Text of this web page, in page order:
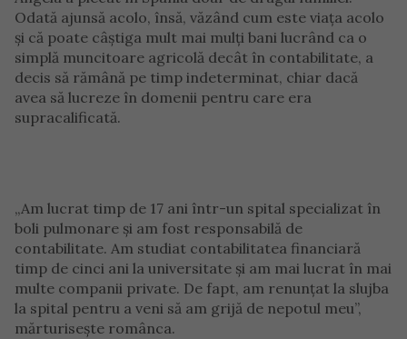
Odată ajunsă acolo, însă, văzând cum este viața acolo
și că poate câștiga mult mai mulți bani lucrând ca o
simplă muncitoare agricolă decât în contabilitate, a
decis să rămână pe timp indeterminat, chiar dacă
avea să lucreze în domenii pentru care era
supracalificată.
„Am lucrat timp de 17 ani într-un spital specializat în
boli pulmonare și am fost responsabilă de
contabilitate. Am studiat contabilitatea financiară
timp de cinci ani la universitate și am mai lucrat în mai
multe companii private. De fapt, am renunțat la slujba
la spital pentru a veni să am grijă de nepotul meu”,
mărturisește românca.